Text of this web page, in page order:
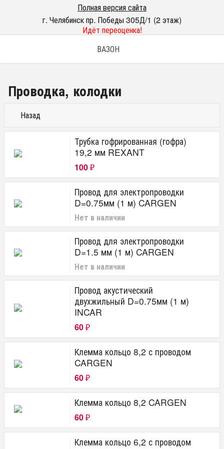
Полная версия сайта
г. Челябинск пр. Победы 305Д/1 (2 этаж)
Идёт переоценка!
ВАЗОН
Проводка, колодки
Назад
Трубка гофрированная (гофра)
19,2 мм REXANT
100 ₽
Провод для электропроводки
D=0.75мм (1 м) CARGEN
Нет в наличии
Провод для электропроводки
D=1.5 мм (1 м) CARGEN
Нет в наличии
Провод акустический
двухжильный D=0.75мм (1 м)
INCAR
60 ₽
Клемма кольцо 8,2 с проводом
CARGEN
60 ₽
Клемма кольцо 8,2 CARGEN
60 ₽
Клемма кольцо 6,2 с проводом